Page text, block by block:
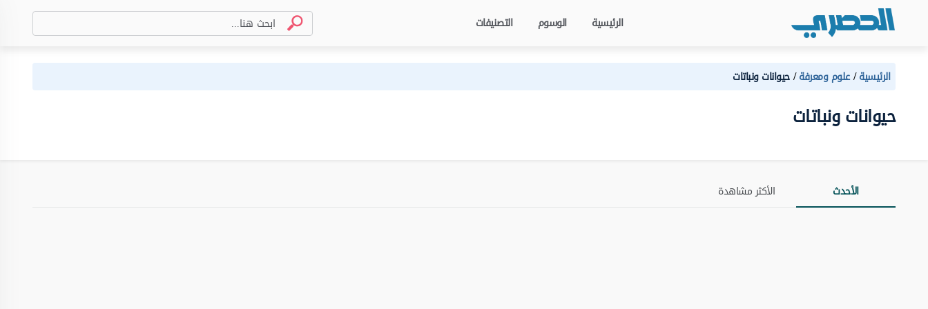
الرئيسية الوسوم التصنيفات
الرئيسية علوم ومعرفة حيوانات ونباتات
حيوانات ونباتات
الأحدث الأكثر مشاهدة